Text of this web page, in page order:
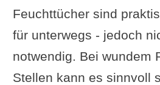
Feuchttücher sind
für unterwegs - jedoch
notwendig. Bei wundem
Stellen kann es sinnvoll